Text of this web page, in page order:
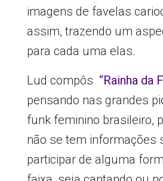
imagens de favelas
assim, trazendo um
para cada uma elas.
Lud compôs “Rainha da
pensando nas grandes
funk feminino brasileiro,
não se tem informações
participar de alguma